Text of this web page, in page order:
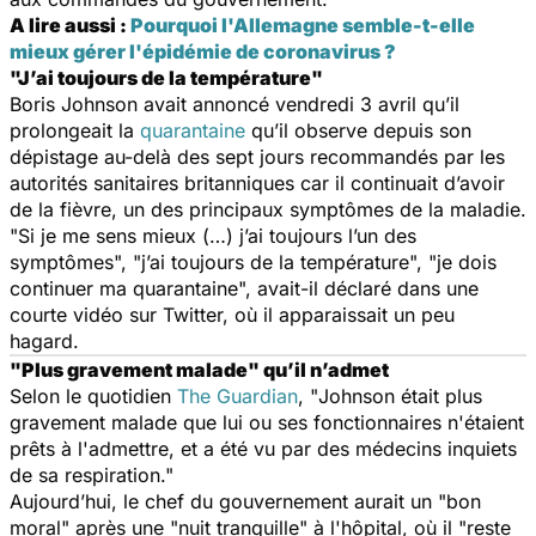
A lire aussi : Pourquoi l'Allemagne semble-t-elle
mieux gérer l'épidémie de coronavirus ?
"J’ai toujours de la température"
Boris Johnson avait annoncé vendredi 3 avril qu’il
prolongeait la quarantaine qu’il observe depuis son
dépistage au-delà des sept jours recommandés par les
autorités sanitaires britanniques car il continuait d’avoir
de la fièvre, un des principaux symptômes de la maladie.
"Si je me sens mieux (…) j’ai toujours l’un des
symptômes", "j’ai toujours de la température", "je dois
continuer ma quarantaine", avait-il déclaré dans une
courte vidéo sur Twitter, où il apparaissait un peu
hagard.
"Plus gravement malade" qu’il n’admet
Selon le quotidien The Guardian, "Johnson était plus
gravement malade que lui ou ses fonctionnaires n'étaient
prêts à l'admettre, et a été vu par des médecins inquiets
de sa respiration."
Aujourd’hui, le chef du gouvernement aurait un "bon
moral" après une "nuit tranquille" à l'hôpital, où il "reste